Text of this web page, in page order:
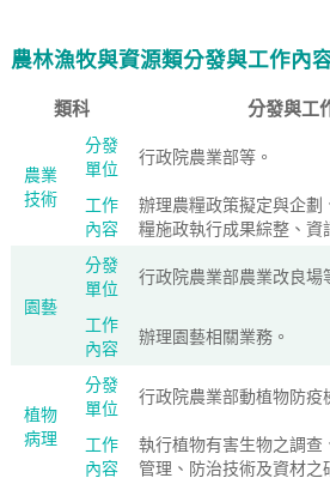
農林漁牧與資源類分發與工作內
類科 分發與工
農業
技術
分發
單位
行政院農業部等。
工作
內容
辦理農糧政策擬定與企
糧施政執行成果綜整、資
園藝
分發
單位
行政院農業部農業改良場
工作
內容
辦理園藝相關業務。
植物
病理
分發
單位
行政院農業部動植物防疫
工作
內容
執行植物有害生物之調查
管理、防治技術及資材之